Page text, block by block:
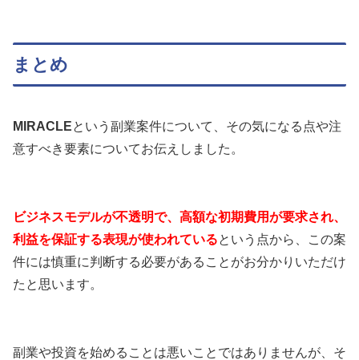
まとめ
MIRACLEという副業案件について、その気になる点や注
意すべき要素についてお伝えしました。
ビジネスモデルが不透明で、高額な初期費用が要求され、
利益を保証する表現が使われているという点から、この案
件には慎重に判断する必要があることがお分かりいただけ
たと思います。
副業や投資を始めることは悪いことではありませんが、そ